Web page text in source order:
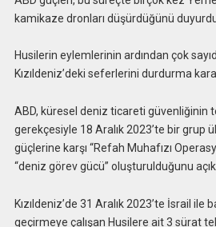
kamikaze dronları düşürdüğünü
Husilerin eylemlerinin ardından çok
Kızıldeniz’deki seferlerini durdurma
ABD, küresel deniz ticareti güvenliğinin
gerekçesiyle 18 Aralık 2023’te bir grup
güçlerine karşı “Refah Muhafızı
“deniz görev gücü” oluşturulduğunu
Kızıldeniz’de 31 Aralık 2023’te İsrail ile
geçirmeye çalışan Husilere ait 3 sürat